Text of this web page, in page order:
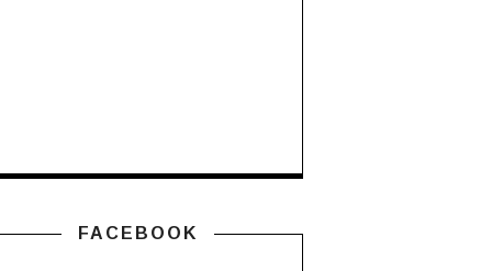
FACEBOOK